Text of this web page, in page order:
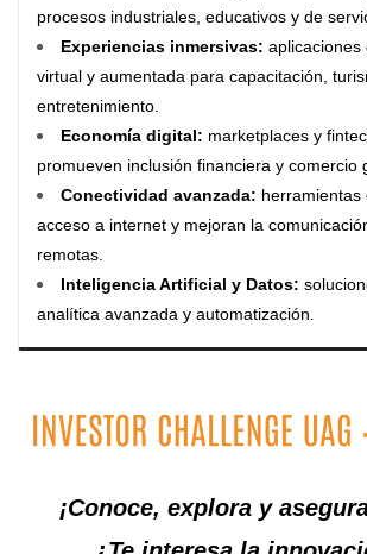
procesos industriales, educativos y de
Experiencias inmersivas: aplicaciones
virtual y aumentada para capacitación,
entretenimiento.
Economía digital: marketplaces y
promueven inclusión financiera y comercio
Conectividad avanzada: herramientas
acceso a internet y mejoran la
remotas.
Inteligencia Artificial y Datos:
analítica avanzada y automatización.
¡Conoce, explora y